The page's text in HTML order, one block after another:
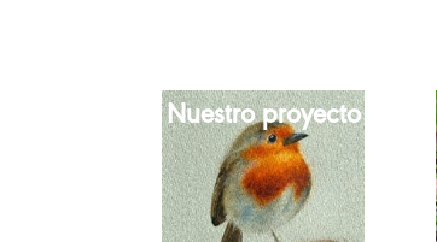
Nuestro proyecto